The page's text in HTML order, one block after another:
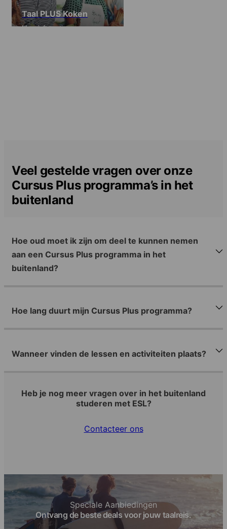
Taal PLUS Koken
Meer informatie
Veel gestelde vragen over onze
Cursus Plus programma’s in het
buitenland
Hoe oud moet ik zijn om deel te kunnen nemen
aan een Cursus Plus programma in het
buitenland?
Hoe lang duurt mijn Cursus Plus programma?
Wanneer vinden de lessen en activiteiten plaats?
Heb je nog meer vragen over in het buitenland
studeren met ESL?
Contacteer ons
Speciale Aanbiedingen
Ontvang de beste deals voor jouw taalreis.